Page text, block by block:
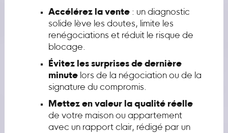
Accélérez la vente: un diagnostic
solide lève les doutes, limite les
renégociations et réduit le risque de
blocage.
Évitez les surprises de dernière
minutelors de la négociation ou de la
signature du compromis.
Mettez en valeur la qualité réelle
de votre maison ou appartement
avec un rapport clair, rédigé par un